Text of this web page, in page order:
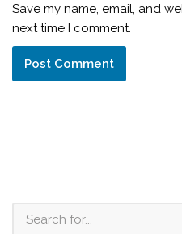
Save my name, email, and
next time I comment.